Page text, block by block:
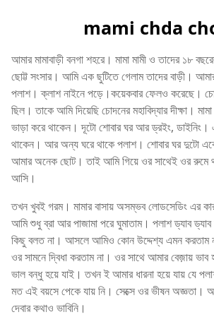
mami chda
আমার মামাবাড়ী বনগা শহরে। মামা মামী ও তাদের ১৮
ছোট্ট সংসার। আমি এক ছুটিতে গেলাম তাদের বাড়ী।
পলাশ। ক্লাশ নাইনে পড়ে।কয়েকবার ফেলও করেছে।
ছিল। তাকে আমি দিয়েছি চোদনের মহাবিদ্যার দীক্ষা।
ভাড়া করে থাকেন। দূটো শোবার ঘর আর ড্রইং, ডাইনিং।
থাকেন। আর অন্য ঘরে থাকে পলাশ। শোবার ঘর দুটো
আমার অনেক ছোট। তাই আমি গিয়ে ওর সাথেই ওর রুমে
আসি।
তখন খুবই গরম। মামার বাসায় অসম্ভব লোডসেডিং এর
আমি শুধু ব্রা আর পাজামা পরে ঘুমাতাম। পলাশ ড্যাব
কিছু বলত না। আসলে আমিও কোন উদ্দেশ্য এমন করতাম
ওর সামনে দ্বিধা করতাম না। ওর সাথে আমার বেজ়ায়
ভাল বন্ধু হয়ে যাই। তখন ই আমার ধারনা হয়ে যায় যে
মত এই বয়সে পেকে যায় নি। সেক্সে ওর ভীষন অজ্ঞতা।
দেবার কথাও ভাবিনি।